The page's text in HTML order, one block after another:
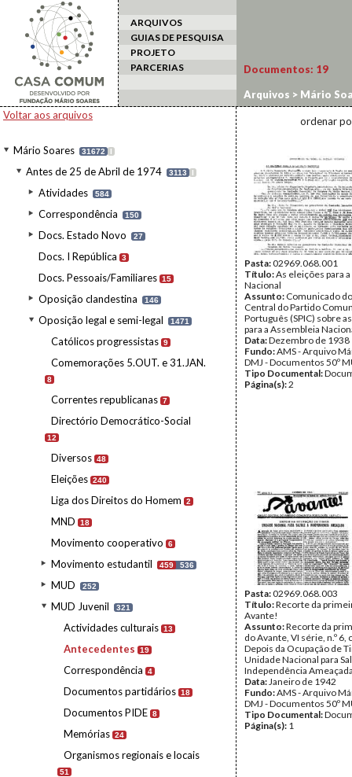
ARQUIVOS
GUIAS DE PESQUISA
PROJETO
PARCERIAS
Voltar aos arquivos
Mário Soares 31672 I
Antes de 25 de Abril de 1974 3113 I
Atividades 584
Correspondência 150
Docs. Estado Novo 27
Docs. I República 3
Docs. Pessoais/Familiares 15
Oposição clandestina 146
Oposição legal e semi-legal 1471
Católicos progressistas 9
Comemorações 5.OUT. e 31.JAN.
8
Correntes republicanas 7
Directório Democrático-Social
12
Diversos 48
Eleições 240
Liga dos Direitos do Homem 2
MND 18
Movimento cooperativo 6
Movimento estudantil 459 536
MUD 252
MUD Juvenil 321
Actividades culturais 13
Antecedentes 19
Correspondência 4
Documentos partidários 18
Documentos PIDE 8
Memórias 24
Organismos regionais e locais
51
Documentos: 19
Arquivos > Mário
Antecedentes
ordenar
Pasta:02969.068.001
Título:As eleições para
Nacional
Assunto: Comunicado
Central do Partido
Português (SPIC) sobre
para a Assembleia
Data:Dezembro de 1938
Fundo:AMS - Arquivo
DMJ - Documentos 50º
Tipo Documental:
Página(s):2
Pasta:02969.068.003
Título:Recorte da
Avante!
Assunto:Recorte da
do Avante, VI série, n.º 6,
Depois da Ocupação de
Unidade Nacional para
Independência
Data:Janeiro de 1942
Fundo:AMS - Arquivo
DMJ - Documentos 50º
Tipo Documental:
Página(s): 1